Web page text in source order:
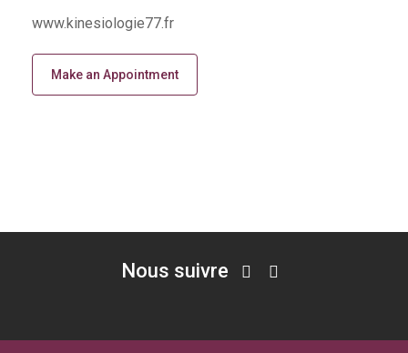
www.kinesiologie77.fr
Make an Appointment
Nous suivre